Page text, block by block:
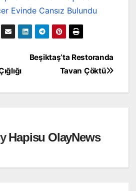
Evinde Cansız Bulundu
Beşiktaş’ta Restoranda
Tavan Çöktü
Hapisu OlayNews